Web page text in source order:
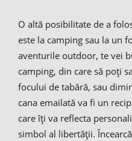
O altă posibilitate de a
este la camping sau la un
aventurile outdoor, te vei
camping, din care să poți
focului de tabără, sau
cana emailată va fi un
care îți va reflecta
simbol al libertății.